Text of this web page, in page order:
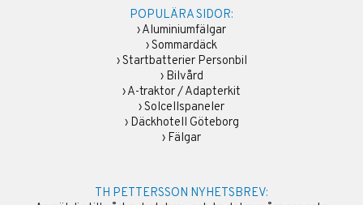
POPULÄRA SIDOR:
›Aluminiumfälgar
›Sommardäck
›Startbatterier Personbil
› Bilvård
›A-traktor / Adapterkit
›Solcellspaneler
› Däckhotell Göteborg
› Fälgar
TH PETTERSSON NYHETSBREV: